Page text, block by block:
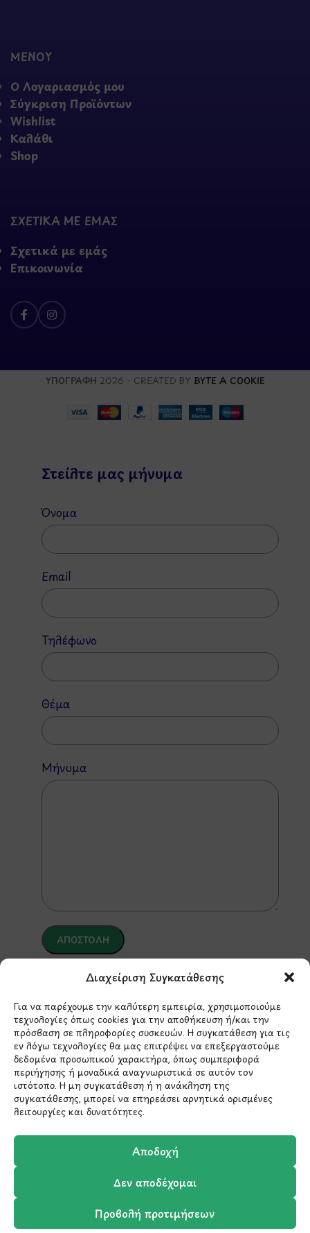
Διαχείριση Συγκατάθεσης
Για να παρέχουμε την καλύτερη εμπειρία, χρησιμοποιούμε
τεχνολογίες όπως cookies για την αποθήκευση ή/και την
πρόσβαση σε πληροφορίες συσκευών. Η συγκατάθεση για τις
εν λόγω τεχνολογίες θα μας επιτρέψει να επεξεργαστούμε
δεδομένα προσωπικού χαρακτήρα, όπως συμπεριφορά
περιήγησης ή μοναδικά αναγνωριστικά σε αυτόν τον
ιστότοπο. Η μη συγκατάθεση ή η ανάκληση της
συγκατάθεσης, μπορεί να επηρεάσει αρνητικά ορισμένες
λειτουργίες και δυνατότητες.
Αποδοχή
Δεν αποδέχομαι
Προβολή προτιμήσεων
ΜΕΝΟΥ
Ο Λογαριασμός μου
Σύγκριση Προϊόντων
Wishlist
Καλάθι
Shop
ΣΧΕΤΙΚΑ ΜΕ ΕΜΑΣ
Σχετικά με εμάς
Επικοινωνία
ΥΠΟΓΡΑΦΗ 2026 - CREATED BY BYTE A COOKIE
Στείλτε μας μήνυμα
Όνομα
Email
Τηλέφωνο
Θέμα
Μήνυμα
*Αυτός ο ιστότοπος προστατεύεται από το σύστημα
reCAPTCHA και ισχύουν ηΠολιτική Απορρήτου
ΣΤΟΙΧΕΙΑ ΕΠΙΚΟΙΝΩΝΙΑΣ
Holargos Center (Ισόγειο)
Λ.Περικλέους 56,
info@ypografi.com